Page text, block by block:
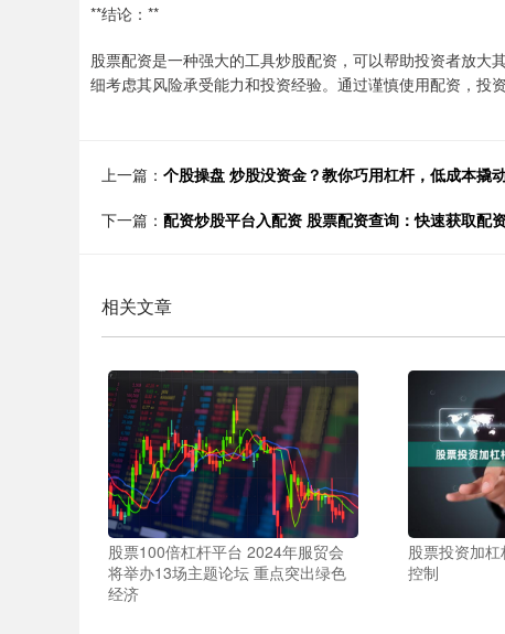
**结论：**
股票配资是一种强大的工具炒股配资，可以帮助投资者放
细考虑其风险承受能力和投资经验。通过谨慎使用配资，投
上一篇： 个股操盘 炒股没资金？教你巧用杠杆，低成本撬
下一篇： 配资炒股平台入配资 股票配资查询：快速获取配
相关文章
股票100倍杠杆平台 2024年服贸会
将举办13场主题论坛 重点突出绿色
经济
股票投资加
控制